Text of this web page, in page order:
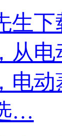
生
，
，电
…